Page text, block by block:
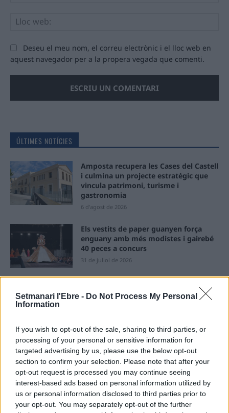
Setmanari l'Ebre - Do Not Process My Personal
Information
If you wish to opt-out of the sale, sharing to third parties, or
processing of your personal or sensitive information for
targeted advertising by us, please use the below opt-out
section to confirm your selection. Please note that after your
opt-out request is processed you may continue seeing
interest-based ads based on personal information utilized by
us or personal information disclosed to third parties prior to
your opt-out. You may separately opt-out of the further
Deseu el meu nom, el correu electrònic i el lloc web en
aquest navegador per a la propera vegada que comenti.
ÚLTIMES NOTÍCIES
Amposta recupera les Cases del Castell
i culmina un projecte estratègic que
vincula patrimoni, turisme i
gastronomia
6 d'agost de 2026
Els vestits de paper guanyen força
enguany amb més modistes i gairebé
40 peces a concurs
31 de juliol de 2026
“L’eclipsi serà una oportunitat també
per a gaudir de les Festes Majors
Blaumut lidera el cartell musical de les
Festes
31 de juliol de 2026
Carrega més